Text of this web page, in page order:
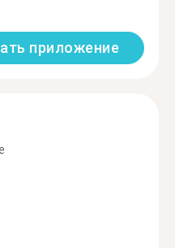
приложение